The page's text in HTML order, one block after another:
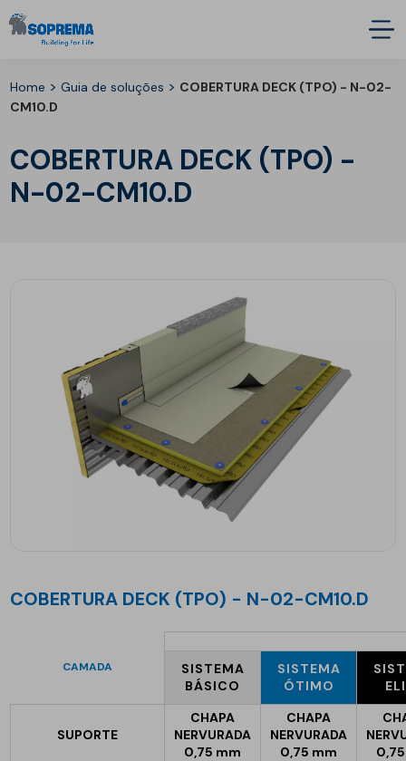
Home >Guia de soluções > COBERTURA DECK (TPO) - N-02-
CM10.D
COBERTURA DECK (TPO) -
N-02-CM10.D
COBERTURA DECK (TPO) - N-02-CM10.D
CAMADA
SISTEMA
BÁSICO
SISTEMA
ÓTIMO
SUPORTE
CHAPA
NERVURADA
0,75 mm
CHAPA
NERVURADA
0,75 mm